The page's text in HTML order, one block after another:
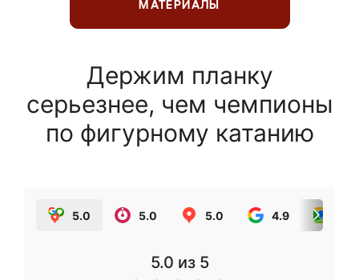
МАТЕРИАЛЫ
Держим планку
серьезнее, чем чемпионы
по фигурному катанию
5.0 5.0 5.0 4.9
5.0 из 5